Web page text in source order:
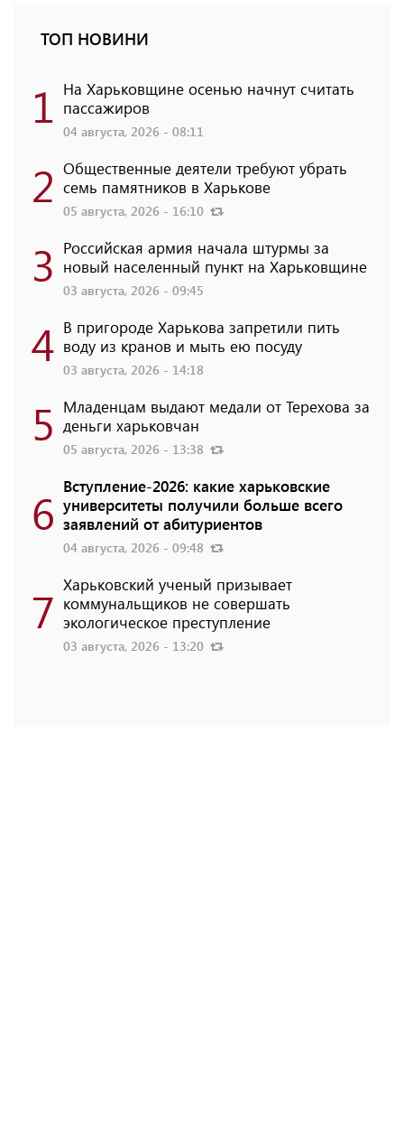
ТОП НОВИНИ
1 На Харьковщине осенью начнут считать
пассажиров
04 августа, 2026 - 08:11
2 Общественные деятели требуют убрать
семь памятников в Харькове
05 августа, 2026 - 16:10
3 Российская армия начала штурмы за
новый населенный пункт на Харьковщине
03 августа, 2026 - 09:45
4 В пригороде Харькова запретили пить
воду из кранов и мыть ею посуду
03 августа, 2026 - 14:18
5 Младенцам выдают медали от Терехова за
деньги харьковчан
05 августа, 2026 - 13:38
6 Вступление-2026: какие харьковские
университеты получили больше всего
заявлений от абитуриентов
04 августа, 2026 - 09:48
7 Харьковский ученый призывает
коммунальщиков не совершать
экологическое преступление
03 августа, 2026 - 13:20